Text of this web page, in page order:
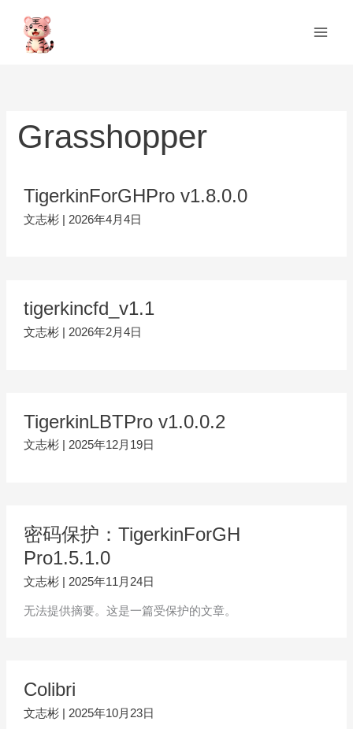
Grasshopper
TigerkinForGHPro v1.8.0.0
文志彬 2026年4月4日
tigerkincfd_v1.1
文志彬 2026年2月4日
TigerkinLBTPro v1.0.0.2
文志彬 2025年12月19日
密码保护：TigerkinForGH
Pro1.5.1.0
文志彬 | 2025年11月24日
无法提供摘要。这是一篇受保护的文章。
Colibri
文志彬 2025年10月23日